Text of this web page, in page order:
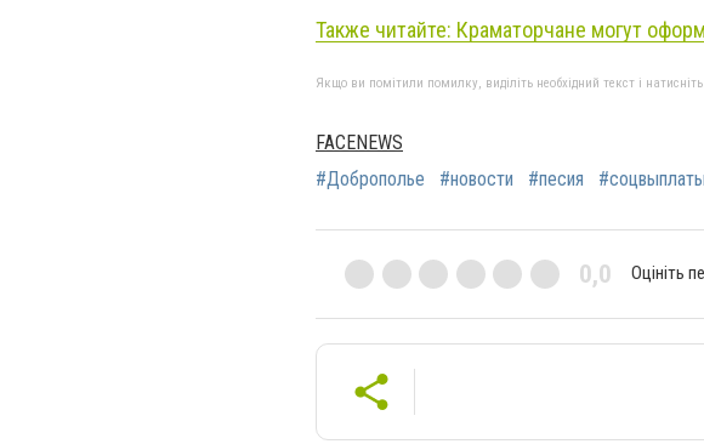
Также читайте: Краматорчане могут
Якщо ви помітили помилку, виділіть необхідний текст і
FACENEWS
#Доброполье
#новости #песия #соцвыплаты
0,0 Оцініть